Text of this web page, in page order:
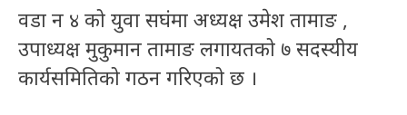
वडा न ४ को युवा सघंमा अध्यक्ष उमेश तामाङ ,
उपाध्यक्ष मुकुमान तामाङ लगायतको ७ सदस्यीय
कार्यसमितिको गठन गरिएको छ ।